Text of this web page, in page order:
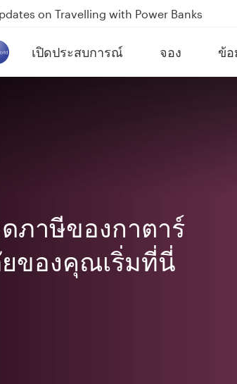
on Travelling with Power Banks
Airways flight resumption to Bahrain
Global Network to over 160
เปิดประสบการณ์
(active) จอง ข้อ
ภาษีของกาตาร์
ของคุณเริ่มที่นี่